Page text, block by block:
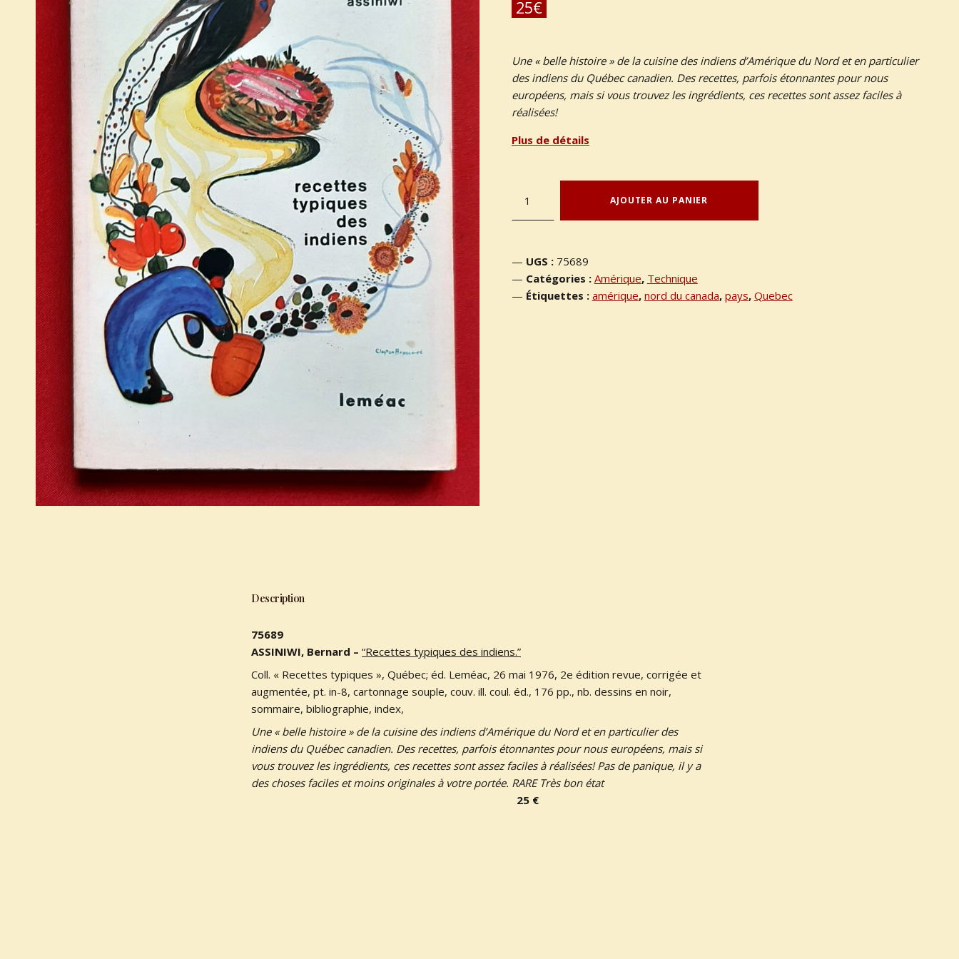
25€
Une « belle histoire » de la cuisine des indiens d’Amérique du Nord et en particulier
des indiens du Québec canadien. Des recettes, parfois étonnantes pour nous
européens, mais si vous trouvez les ingrédients, ces recettes sont assez faciles à
réalisées!
Plus de détails
AJOUTER AU PANIER
UGS : 75689
Catégories : Amérique, Technique
Étiquettes : amérique, nord du canada, pays, Quebec
Description
75689
ASSINIWI, Bernard – “Recettes typiques des indiens.”
Coll. « Recettes typiques », Québec; éd. Leméac, 26 mai 1976, 2e édition revue, corrigée et
augmentée, pt. in-8, cartonnage souple, couv. ill. coul. éd., 176 pp., nb. dessins en noir,
sommaire, bibliographie, index,
Une « belle histoire » de la cuisine des indiens d’Amérique du Nord et en particulier des
indiens du Québec canadien. Des recettes, parfois étonnantes pour nous européens, mais si
vous trouvez les ingrédients, ces recettes sont assez faciles à réalisées! Pas de panique, il y a
des choses faciles et moins originales à votre portée. RARE Très bon état
25 €